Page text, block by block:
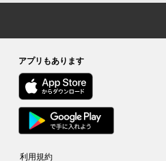
アプリもあります
利用規約